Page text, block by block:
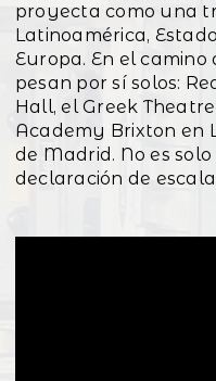
proyecta como una
Latinoamérica,
Europa. En el
pesan por sí solos:
Hall, el Greek
Academy Brixton en
de Madrid. No es
declaración de